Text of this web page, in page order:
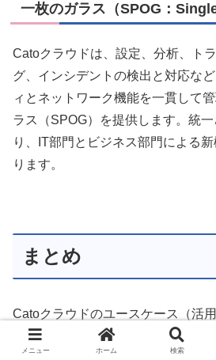
一枚のガラス（SPOG：
Catoクラウドは、設定、分析、ト
グ、インシデントの検出と対応な
ィとネットワーク機能を一貫して
ラス（SPOG）を提供します。統
り、IT部門とビジネス部門による
ります。
まとめ
Catoクラウドのユースケース（活
介させていただきました。Catoク
メニュー ホーム 検索